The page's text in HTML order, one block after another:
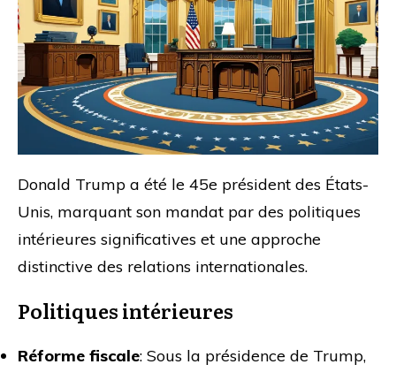
Donald Trump a été le 45e président des États-
Unis, marquant son mandat par des politiques
intérieures significatives et une approche
distinctive des relations internationales.
Politiques intérieures
Réforme fiscale: Sous la présidence de Trump,